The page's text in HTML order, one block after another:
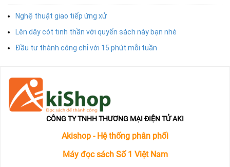
Nghệ thuật giao tiếp ứng xử
Lên dây cót tinh thần với quyển sách này bạn nhé
Đầu tư thành công chỉ với 15 phút mỗi tuần
CÔNG TY TNHH THƯƠNG MẠI ĐIỆN TỬ AKI
Akishop - Hệ thống phân phối
Máy đọc sách Số 1 Việt Nam